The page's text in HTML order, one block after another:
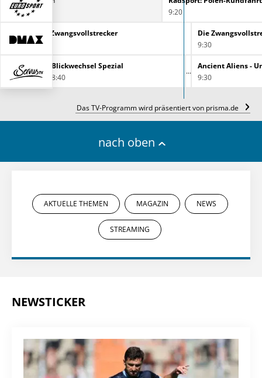
9:20
Hardcore Pawn - Das härteste Pfandhaus Detroits
Die Zwangsvollstrecker
8:35
Die
9:30
Blickwechsel Spezial
8:40
9:30
Das TV-Programm wird präsentiert von prisma.de
nach oben
AKTUELLE THEMEN MAGAZIN NEWS
STREAMING
NEWSTICKER